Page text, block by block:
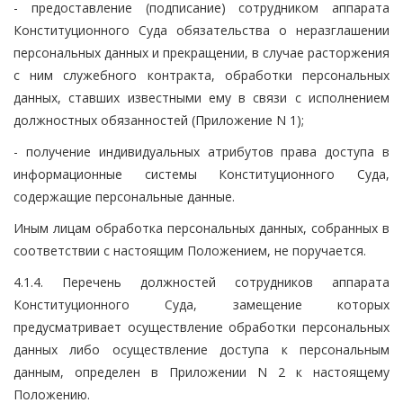
- предоставление (подписание) сотрудником аппарата
Конституционного Суда обязательства о неразглашении
персональных данных и прекращении, в случае расторжения
с ним служебного контракта, обработки персональных
данных, ставших известными ему в связи с исполнением
должностных обязанностей (Приложение N 1);
- получение индивидуальных атрибутов права доступа в
информационные системы Конституционного Суда,
содержащие персональные данные.
Иным лицам обработка персональных данных, собранных в
соответствии с настоящим Положением, не поручается.
4.1.4. Перечень должностей сотрудников аппарата
Конституционного Суда, замещение которых
предусматривает осуществление обработки персональных
данных либо осуществление доступа к персональным
данным, определен в Приложении N 2 к настоящему
Положению.